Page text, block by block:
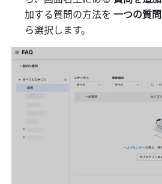
加する質問の方法を 一つの質問
ら選択します。